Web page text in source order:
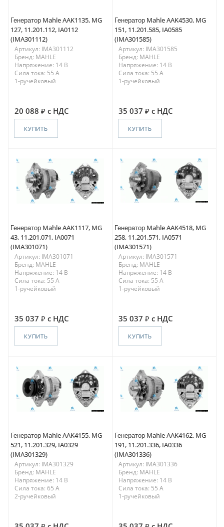
Генератор Mahle AAK1135, MG
127, 11.201.112, IA0112
(IMA301112)
Артикул: IMA301112
Бренд: MAHLE
Напряжение: 14 В
Сила тока: 55 A
1-ручейковый
20 088 с НДС
КУПИТЬ
Генератор Mahle AAK4530, MG
151, 11.201.585, IA0585
(IMA301585)
Артикул: IMA301585
Бренд: MAHLE
Напряжение: 14 В
Сила тока: 55 A
1-ручейковый
35 037 с НДС
КУПИТЬ
Генератор Mahle AAK1117, MG
43, 11.201.071, IA0071
(IMA301071)
Артикул: IMA301071
Бренд: MAHLE
Напряжение: 14 В
Сила тока: 55 A
1-ручейковый
35 037 с НДС
КУПИТЬ
Генератор Mahle AAK4518, MG
258, 11.201.571, IA0571
(IMA301571)
Артикул: IMA301571
Бренд: MAHLE
Напряжение: 14 В
Сила тока: 55 A
1-ручейковый
35 037 с НДС
КУПИТЬ
Генератор Mahle AAK4155, MG
521, 11.201.329, IA0329
(IMA301329)
Артикул: IMA301329
Бренд: MAHLE
Напряжение: 14 В
Сила тока: 65 A
2-ручейковый
Генератор Mahle AAK4162, MG
191, 11.201.336, IA0336
(IMA301336)
Артикул: IMA301336
Бренд: MAHLE
Напряжение: 14 В
Сила тока: 55 A
1-ручейковый